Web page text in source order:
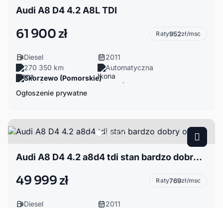
Audi A8 D4 4.2 A8L TDI
61 900 zł Raty952zł/msc
Diesel
2011
270 350 km
Automatyczna
Skorzewo (Pomorskie)
Ogłoszenie prywatne
Audi A8 D4 4.2 a8d4 tdi stan bardzo dobry okazja
49 999 zł Raty769zł/msc
Diesel 2011